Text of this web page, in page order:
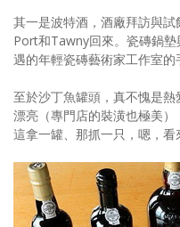
其一是波特酒，酒廠拜訪與
Port和Tawny回來。瓷磚鍋
遇的年輕瓷磚藝術家工作室的
至於沙丁魚罐頭，真不愧是
漂亮（專門店的裝潢也極美
這拿一罐、那抓一只，嗯，